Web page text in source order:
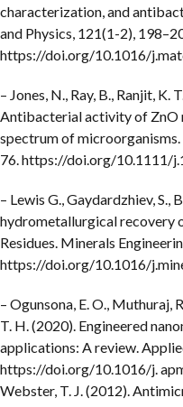
characterization, and
and Physics, 121(1-2),
https://doi.org/10.1016/
– Jones, N., Ray, B., Ranjit, K.
Antibacterial activity of ZnO
spectrum of
76. https://doi.org/10.1111/
– Lewis G., Gaydardzhiev, S.,
hydrometallurgical recovery
Residues. Minerals
https://doi.org/10.1016/
– Ogunsona, E. O., Muthuraj,
T. H. (2020). Engineered
applications: A review.
https://doi.org/10.1016/j.
Webster, T. J. (2012).